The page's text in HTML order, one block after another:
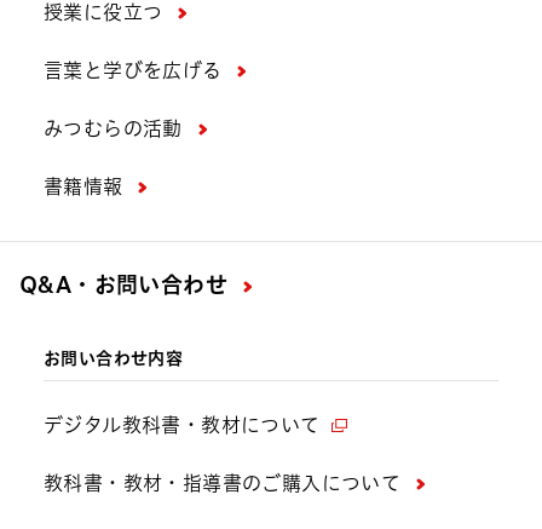
授業に役立つ
言葉と学びを広げる
みつむらの活動
書籍情報
Q&A・お問い合わせ
お問い合わせ内容
デジタル教科書・教材について
教科書・教材・指導書のご購入について